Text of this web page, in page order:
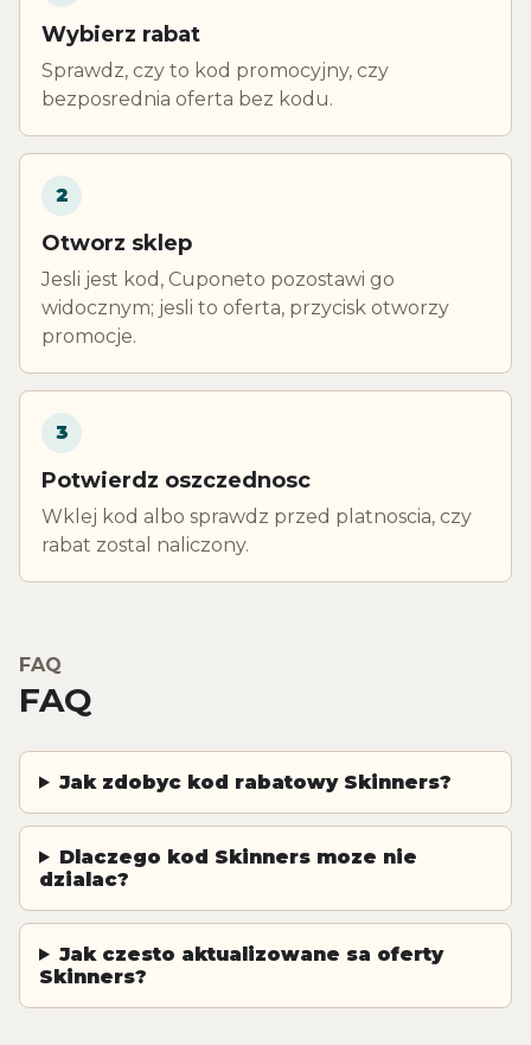
Wybierz rabat
Sprawdz, czy to kod promocyjny, czy
bezposrednia oferta bez kodu.
2
Otworz sklep
Jesli jest kod, Cuponeto pozostawi go
widocznym; jesli to oferta, przycisk otworzy
promocje.
3
Potwierdz oszczednosc
Wklej kod albo sprawdz przed platnoscia, czy
rabat zostal naliczony.
FAQ
FAQ
Jak zdobyc kod rabatowy Skinners?
Dlaczego kod Skinners moze nie
dzialac?
Jak czesto aktualizowane sa oferty
Skinners?